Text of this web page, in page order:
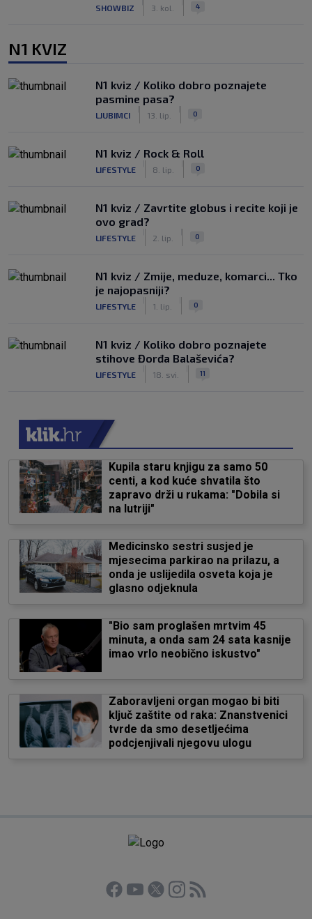
SHOWBIZ 3. kol. 4
N1 KVIZ
N1 kviz / Koliko dobro poznajete
pasmine pasa?
LJUBIMCI 13. lip. 0
N1 kviz / Rock & Roll
LIFESTYLE 8. lip. 0
N1 kviz / Zavrtite globus i recite koji je
ovo grad?
LIFESTYLE 2. lip. 0
N1 kviz / Zmije, meduze, komarci... Tko
je najopasniji?
LIFESTYLE 1. lip. 0
N1 kviz / Koliko dobro poznajete
stihove Đorđa Balaševića?
LIFESTYLE 18. svi. 11
Kupila staru knjigu za samo 50
centi, a kod kuće shvatila što
zapravo drži u rukama: "Dobila si
na lutriji"
Medicinsko sestri susjed je
mjesecima parkirao na prilazu, a
onda je uslijedila osveta koja je
glasno odjeknula
"Bio sam proglašen mrtvim 45
minuta, a onda sam 24 sata kasnije
imao vrlo neobično iskustvo"
Zaboravljeni organ mogao bi biti
ključ zaštite od raka: Znanstvenici
tvrde da smo desetljećima
podcjenjivali njegovu ulogu